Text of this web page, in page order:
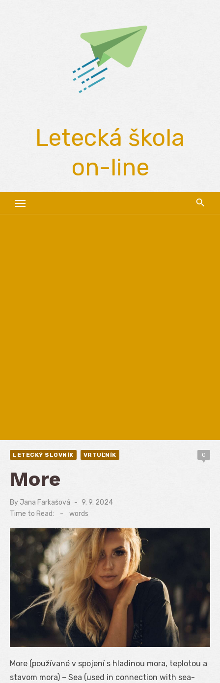
Letecká škola
on-line
LETECKÝ SLOVNÍK VRTUĽNÍK 0
More
By Jana Farkašová
Posted
on
9. 9. 2024
Time to Read:
- words
More (používané v spojení s hladinou mora, teplotou a
stavom mora) – Sea (used in connection with sea-